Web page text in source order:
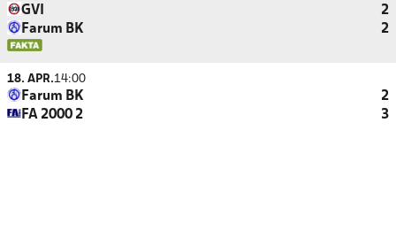
GVI
2
Farum BK
2
18. APR.14:00
Farum BK
2
FA 2000 2
3